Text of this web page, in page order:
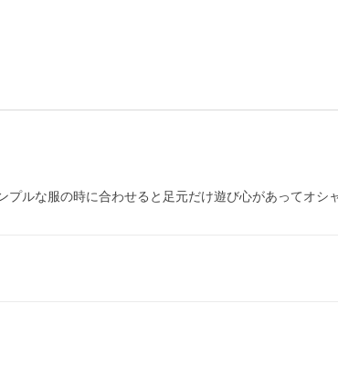
ルな服の時に合わせると足元だけ遊び心があってオシ